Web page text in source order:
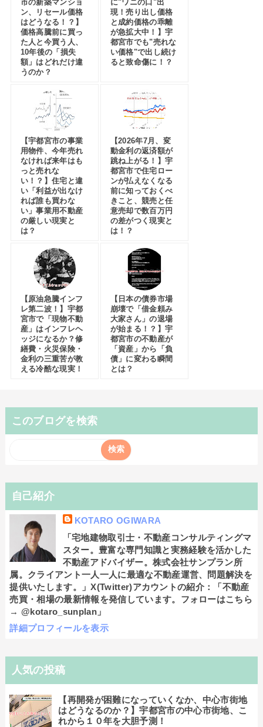
市の新築マンショ
ン、リセール価格
はどうなる！？】
価格高騰前に買っ
た人と今買う人、
10年後の「損失
額」はどれだけ違
うのか？
に"ワニの口"出
現！売り出し価格
と成約価格の乖離
が急拡大中！】宇
都宮市でも"売れな
い価格"で出し続け
ると致命傷に！？
【宇都宮市の事業
用物件、今年売れ
なければ来年はも
っと売れな
い！？】住宅と違
い「利益が出なけ
れば誰も買わな
い」事業用不動産
の厳しい現実と
は？
【2026年7月、変
動金利の返済額が
跳ね上がる！】宇
都宮市で住宅ロー
ンが払えなくなる
前に知っておくべ
きこと、競売と任
意売却で数百万円
の差がつく現実と
は！？
【原油急騰インフ
レ第二波！】宇都
宮市で「現物不動
産」はインフレヘ
ッジになるか？修
繕費・火災保険・
金利の三重苦が教
える冷酷な現実！
【日本の債券市場
崩壊で「借金頼み
大家さん」の退場
が始まる！？】宇
都宮市の不動産が
「資産」から「負
債」に変わる瞬間
とは？
このブログを検索
自己紹介
KOTARO OGIWARA
「宅地建物取引士・不動産コンサルティングマ
スター。豊富な専門知識と実務経験を活かした
不動産アドバイザー。株式会社サンプラン所
属。クライアント一人一人に最適な不動産運営、問題解決を
提供いたします。」X(Twitter)アカウントの紹介：「不動産
売買・相場の最新情報を発信しています。フォローはこちら
→ @kotaro_sunplan」
詳細プロフィールを表示
人気の投稿
【再開発が困難になっていくなか、中心市街地
はどうなるのか？】宇都宮市の中心市街地、こ
れから１０年を大胆予測！